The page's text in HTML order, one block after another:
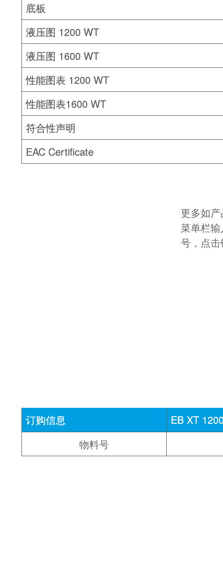
底板
液压图 1200 WT
液压图 1600 WT
性能图表 1200 WT
性能图表1600 WT
符合性声明
EAC Certificate
更多如
菜单栏
号，点
订购信息
EB XT
物料号